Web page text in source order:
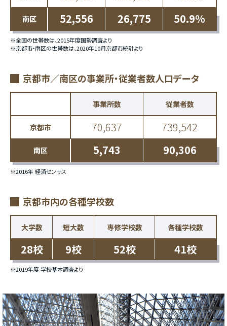
南区 52,556 26,775 50.9%
※全国の世帯数は、2015年度国勢調査より
※京都市・南区の世帯数は、2020年10月京都市統計より
京都市／南区の事業所・従業者数人口データ
事業所数 従業者数
京都市 70,637 739,542
南区 5,743 90,306
※2016年 経済センサス
京都市内の各種学校数
大学数 短大数 専修学校数 各種学校数
28校 9校 52校 41校
※2019年度 学校基本調査より